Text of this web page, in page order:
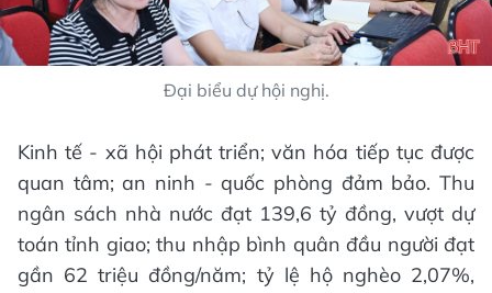
Đại biểu dự hội nghị.
Kinh tế - xã hội phát triển; văn hóa tiếp tục được
quan tâm; an ninh - quốc phòng đảm bảo. Thu
ngân sách nhà nước đạt 139,6 tỷ đồng, vượt dự
toán tỉnh giao; thu nhập bình quân đầu người đạt
gần 62 triệu đồng/năm; tỷ lệ hộ nghèo 2,07%,